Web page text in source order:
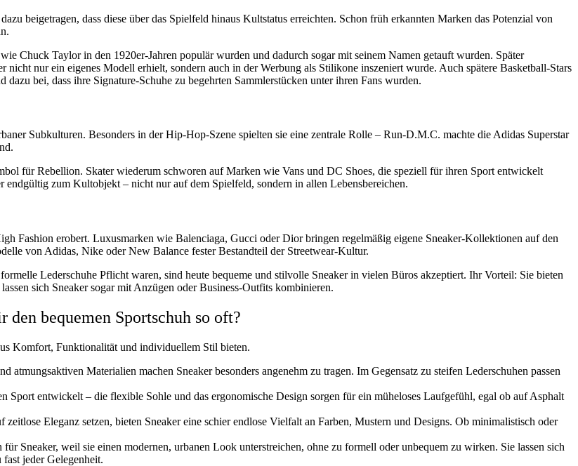
beigetragen, dass diese über das Spielfeld hinaus Kultstatus erreichten. Schon früh erkannten Marken das Potenzial von
Chuck Taylor in den 1920er-Jahren populär wurden und dadurch sogar mit seinem Namen getauft wurden. Später
nur ein eigenes Modell erhielt, sondern auch in der Werbung als Stilikone inszeniert wurde. Auch spätere Basketball-Stars
dazu bei, dass ihre Signature-Schuhe zu begehrten Sammlerstücken unter ihren Fans wurden.
Subkulturen. Besonders in der Hip-Hop-Szene spielten sie eine zentrale Rolle – Run-D.M.C. machte die Adidas Superstar
für Rebellion. Skater wiederum schworen auf Marken wie Vans und DC Shoes, die speziell für ihren Sport entwickelt
zum Kultobjekt – nicht nur auf dem Spielfeld, sondern in allen Lebensbereichen.
Fashion erobert. Luxusmarken wie Balenciaga, Gucci oder Dior bringen regelmäßig eigene Sneaker-Kollektionen auf den
von Adidas, Nike oder New Balance fester Bestandteil der Streetwear-Kultur.
Lederschuhe Pflicht waren, sind heute bequeme und stilvolle Sneaker in vielen Büros akzeptiert. Ihr Vorteil: Sie bieten
sich Sneaker sogar mit Anzügen oder Business-Outfits kombinieren.
bequemen Sportschuh so oft?
Komfort, Funktionalität und individuellem Stil bieten.
atmungsaktiven Materialien machen Sneaker besonders angenehm zu tragen. Im Gegensatz zu steifen Lederschuhen passen
Sport entwickelt – die flexible Sohle und das ergonomische Design sorgen für ein müheloses Laufgefühl, egal ob auf Asphalt
zeitlose Eleganz setzen, bieten Sneaker eine schier endlose Vielfalt an Farben, Mustern und Designs. Ob minimalistisch oder
für Sneaker, weil sie einen modernen, urbanen Look unterstreichen, ohne zu formell oder unbequem zu wirken. Sie lassen sich
jeder Gelegenheit.